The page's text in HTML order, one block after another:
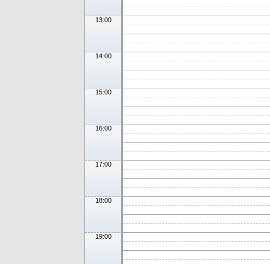
13:00
14:00
15:00
16:00
17:00
18:00
19:00